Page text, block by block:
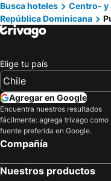
Hoteles en Isla de
Hoteles en Cerdeña
Hoteles en Lacio
Hoteles en Región de Arica y
Hoteles en Colombia
Hoteles en Andalucía
Hoteles en Prefectura
Busca hoteles
Centro- y
República Dominicana
Elige tu país
Agregar en Google
Encuentra nuestros resultados
fácilmente: agrega trivago como
fuente preferida en Google.
Compañía
Nuestros productos